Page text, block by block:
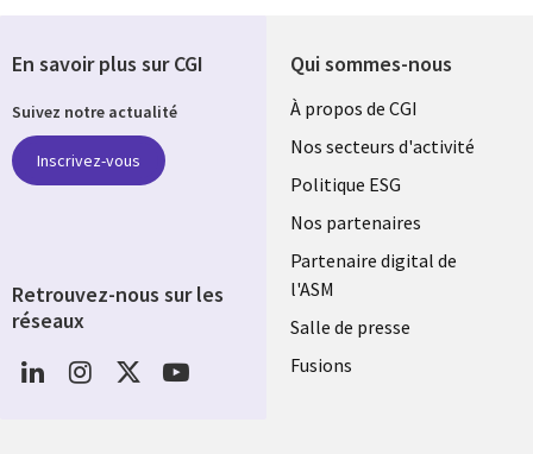
Qui sommes-nous
Useful
links
FRANCE
À propos de CGI
Nos secteurs d'activité
Politique ESG
Nos partenaires
Partenaire digital de
l'ASM
Salle de presse
Fusions
En savoir plus sur CGI
Suivez notre actualité
Inscrivez-vous
Retrouvez-nous sur les
réseaux
Social
Media